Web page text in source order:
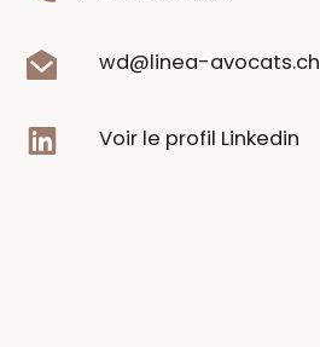
wd@linea-avocats.ch
Voir le profil Linkedin